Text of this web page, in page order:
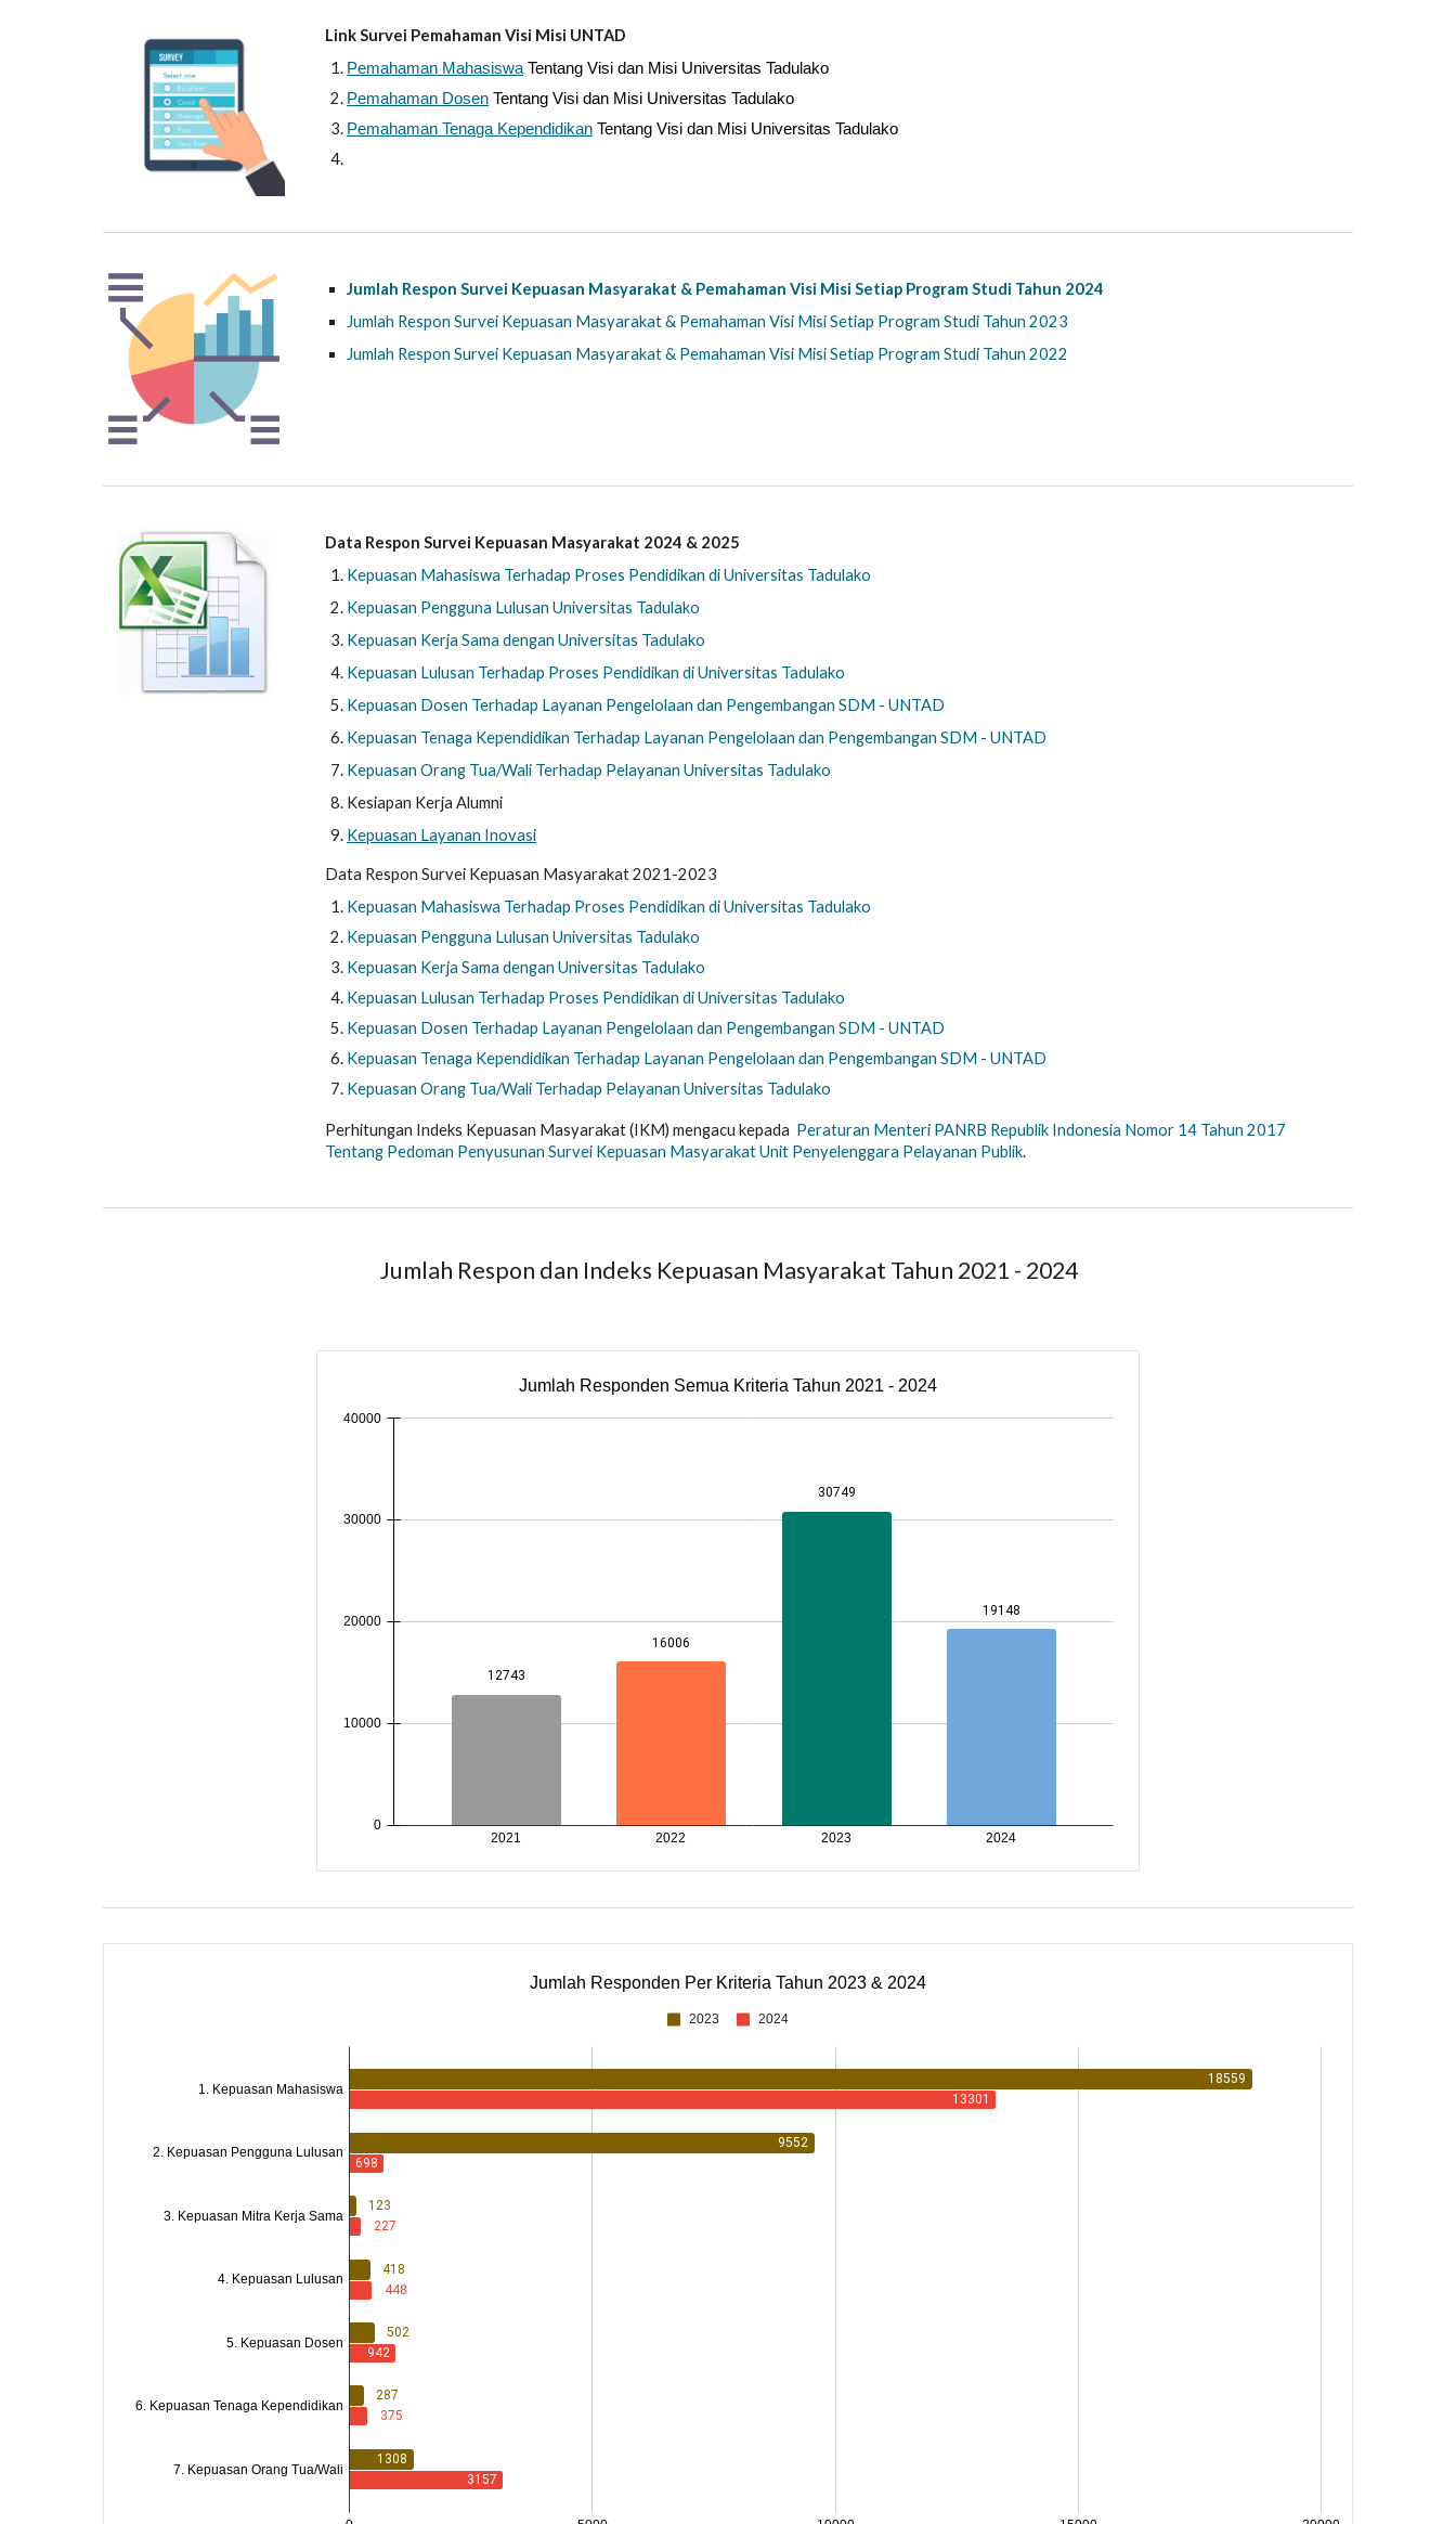
Link Survei Pemahaman Visi Misi UNTAD
Pemahaman Mahasiswa Tentang Visi dan Misi Universitas Tadulako
Pemahaman Dosen Tentang Visi dan Misi Universitas Tadulako
Pemahaman Tenaga Kependidikan Tentang Visi dan Misi Universitas Tadulako
Jumlah Respon Survei Kepuasan Masyarakat & Pemahaman Visi Misi Setiap Program Studi Tahun 2024
Jumlah Respon Survei Kepuasan Masyarakat & Pemahaman Visi Misi Setiap Program Studi Tahun 2023
Jumlah Respon Survei Kepuasan Masyarakat & Pemahaman Visi Misi Setiap Program Studi Tahun 2022
Data Respon Survei Kepuasan Masyarakat 2024 & 2025
Kepuasan Mahasiswa Terhadap Proses Pendidikan di Universitas Tadulako
Kepuasan Pengguna Lulusan Universitas Tadulako
Kepuasan Kerja Sama dengan Universitas Tadulako
Kepuasan Lulusan Terhadap Proses Pendidikan di Universitas Tadulako
Kepuasan Dosen Terhadap Layanan Pengelolaan dan Pengembangan SDM - UNTAD
Kepuasan Tenaga Kependidikan Terhadap Layanan Pengelolaan dan Pengembangan SDM - UNTAD
Kepuasan Orang Tua/Wali Terhadap Pelayanan Universitas Tadulako
Kesiapan Kerja Alumni
Kepuasan Layanan Inovasi
Data Respon Survei Kepuasan Masyarakat2021-2023
Kepuasan Mahasiswa Terhadap Proses Pendidikan di Universitas Tadulako
Kepuasan Pengguna Lulusan Universitas Tadulako
Kepuasan Kerja Sama dengan Universitas Tadulako
Kepuasan Lulusan Terhadap Proses Pendidikan di Universitas Tadulako
Kepuasan Dosen Terhadap Layanan Pengelolaan dan Pengembangan SDM - UNTAD
Kepuasan Tenaga Kependidikan Terhadap Layanan Pengelolaan dan Pengembangan SDM - UNTAD
Kepuasan Orang Tua/Wali Terhadap Pelayanan Universitas Tadulako
Perhitungan Indeks Kepuasan Masyarakat (IKM) mengacu kepada Peraturan Menteri PANRB Republik Indonesia Nomor 14 Tahun 2017
Tentang Pedoman Penyusunan Survei Kepuasan Masyarakat Unit Penyelenggara Pelayanan Publik.
Jumlah Respon dan Indeks Kepuasan Masyarakat Tahun 2021 - 2024